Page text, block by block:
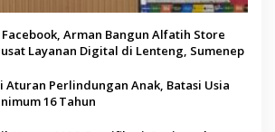
Arman Bangun Alfatih Store
Layanan Digital di Lenteng, Sumenep
Aturan Perlindungan Anak, Batasi Usia
16 Tahun